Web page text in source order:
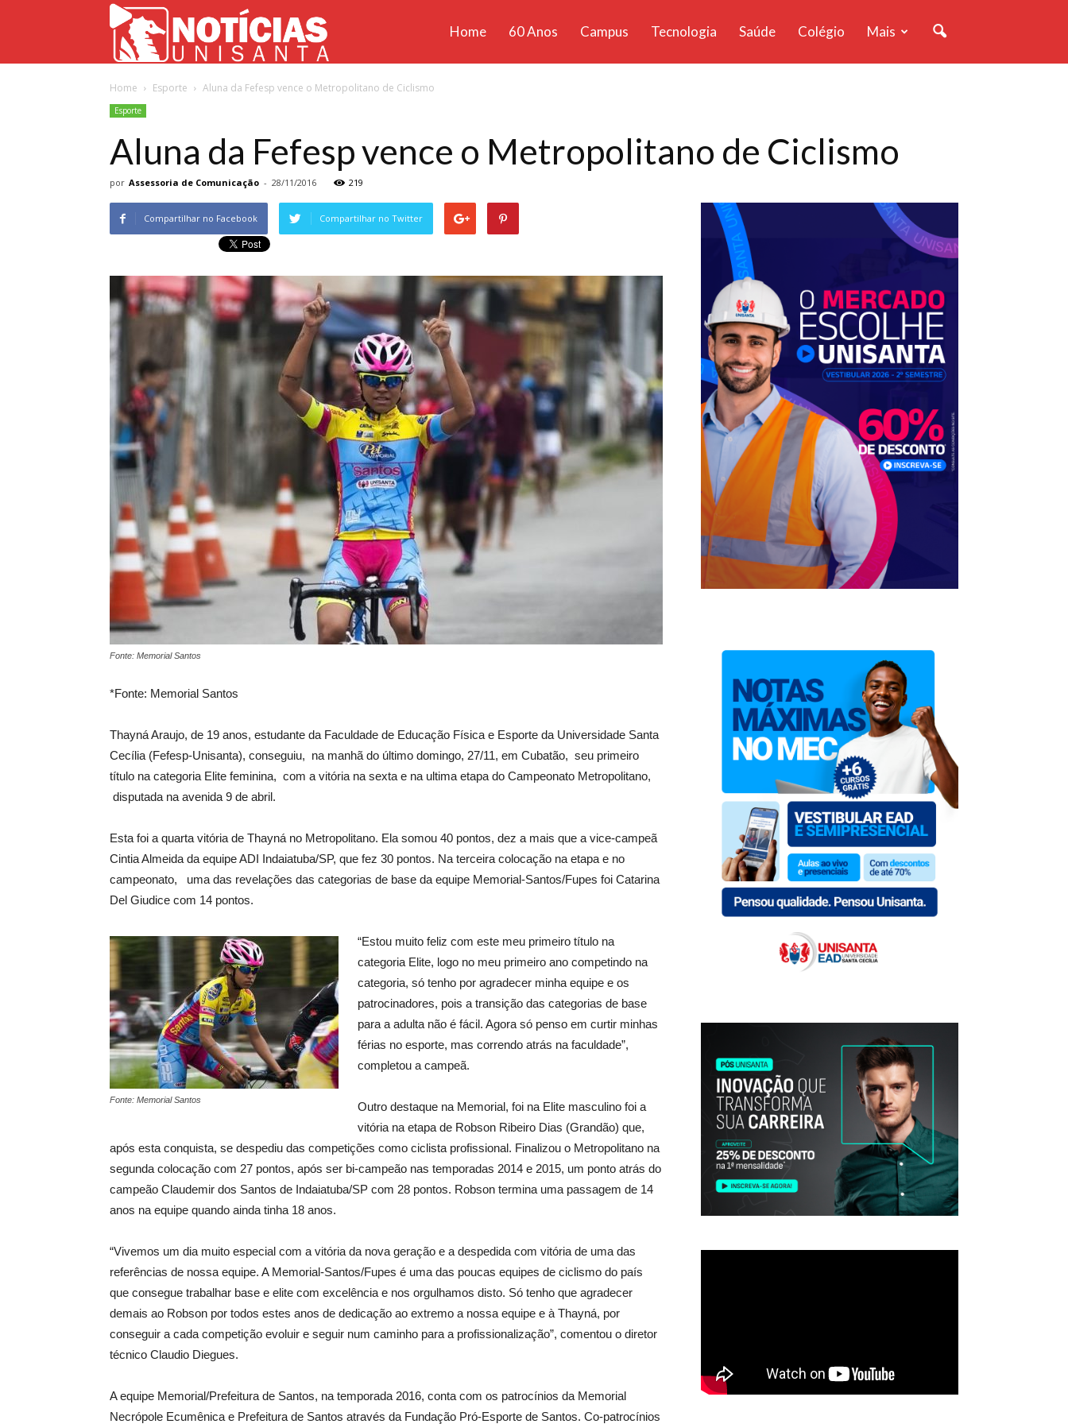
Unisanta
Home 60 Anos Campus Tecnologia Saúde Colégio Mais
Home Esporte Aluna da Fefesp vence o Metropolitano de Ciclismo
Esporte
Aluna da Fefesp vence o Metropolitano de Ciclismo
por Assessoria de Comunicação - 28/11/2016 219
Compartilhar no Facebook Compartilhar no Twitter
Fonte: Memorial Santos
*Fonte: Memorial Santos
Thayná Araujo, de 19 anos, estudante da Faculdade de Educação Física e Esporte da Universidade Santa
Cecília (Fefesp-Unisanta), conseguiu, na manhã do último domingo, 27/11, em Cubatão, seu primeiro
título na categoria Elite feminina, com a vitória na sexta e na ultima etapa do Campeonato Metropolitano,
disputada na avenida 9 de abril.
Esta foi a quarta vitória de Thayná no Metropolitano. Ela somou 40 pontos, dez a mais que a vice-campeã
Cintia Almeida da equipe ADI Indaiatuba/SP, que fez 30 pontos. Na terceira colocação na etapa e no
campeonato, uma das revelações das categorias de base da equipe Memorial-Santos/Fupes foi Catarina
Del Giudice com 14 pontos.
Fonte: Memorial Santos
“Estou muito feliz com este meu primeiro título na
categoria Elite, logo no meu primeiro ano competindo na
categoria, só tenho por agradecer minha equipe e os
patrocinadores, pois a transição das categorias de base
para a adulta não é fácil. Agora só penso em curtir minhas
férias no esporte, mas correndo atrás na faculdade”,
completou a campeã.
Outro destaque na Memorial, foi na Elite masculino foi a
vitória na etapa de Robson Ribeiro Dias (Grandão) que,
após esta conquista, se despediu das competições como ciclista profissional. Finalizou o Metropolitano na
segunda colocação com 27 pontos, após ser bi-campeão nas temporadas 2014 e 2015, um ponto atrás do
campeão Claudemir dos Santos de Indaiatuba/SP com 28 pontos. Robson termina uma passagem de 14
anos na equipe quando ainda tinha 18 anos.
“Vivemos um dia muito especial com a vitória da nova geração e a despedida com vitória de uma das
referências de nossa equipe. A Memorial-Santos/Fupes é uma das poucas equipes de ciclismo do país
que consegue trabalhar base e elite com excelência e nos orgulhamos disto. Só tenho que agradecer
demais ao Robson por todos estes anos de dedicação ao extremo a nossa equipe e à Thayná, por
conseguir a cada competição evoluir e seguir num caminho para a profissionalização”, comentou o diretor
técnico Claudio Diegues.
A equipe Memorial/Prefeitura de Santos, na temporada 2016, conta com os patrocínios da Memorial
Necrópole Ecumênica e Prefeitura de Santos através da Fundação Pró-Esporte de Santos. Co-patrocínios